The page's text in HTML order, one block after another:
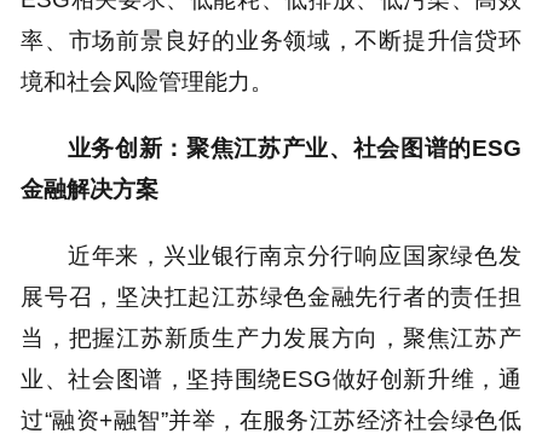
率、市场前景良好的业务领域，不断提升信贷环
境和社会风险管理能力。
业务创新：聚焦江苏产业、社会图谱的ESG
金融解决方案
近年来，兴业银行南京分行响应国家绿色发
展号召，坚决扛起江苏绿色金融先行者的责任担
当，把握江苏新质生产力发展方向，聚焦江苏产
业、社会图谱，坚持围绕ESG做好创新升维，通
过“融资+融智”并举，在服务江苏经济社会绿色低